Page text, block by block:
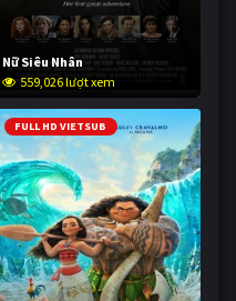
Nữ Siêu Nhân
559,026 lượt xem
FULL HD VIETSUB